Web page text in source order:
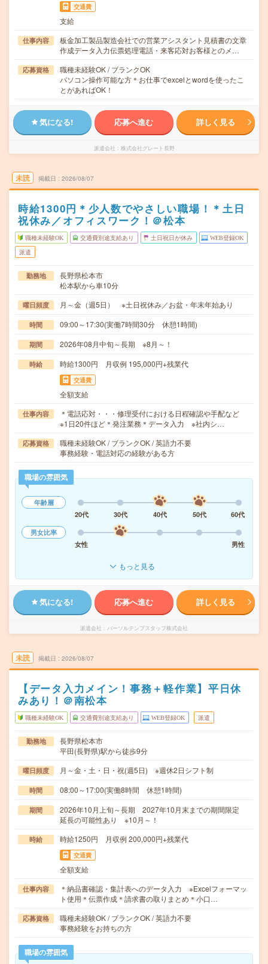
交通費
支給
仕事内容
板金加工製品製造会社での営業アシスタント見積書の文章
作成データ入力伝票処理電話・来客応対お客様とのメ…
応募資格
職種未経験OK / ブランクOK
パソコン操作可能な方＊お仕事でexcelとwordを使ったこ
とがあればOK！
気になる! 応募へ進む 詳しく見る
派遣会社 株式会社グレート長野
未読 掲載日 2026/08/07
時給1300円＊少人数でやさしい職場！＊土日
祝休み／オフィスワーク！＠松本
職種未経験OK 交通費別途支給あり 土日祝日が休み WEB登録OK
派遣
勤務地
長野県松本市
松本駅から車10分
曜日頻度 月～金（週5日） ※土日祝休み／お盆・年末年始あり
時間 09:00～17:30(実働7時間30分 休憩1時間)
期間 2026年08月中旬～長期 ※8月～！
時給 時給1300円 月収例 195,000円+残業代
交通費
全額支給
仕事内容
＊電話応対・・・修理受付における日程確認や手配など
※1日20件ほど＊発注業務＊データ入力 ※社内シ…
応募資格
職種未経験OK / ブランクOK / 英語力不要
事務経験・電話対応の経験がある方
職場の雰囲気
年齢層
20代
30代 40代 50代
60代
男女比率
女性
男性
もっと見る
気になる! 応募へ進む 詳しく見る
派遣会社 パーソルテンプスタッフ株式会社
未読 掲載日 2026/08/07
【データ入力メイン！事務＋軽作業】平日休
みあり！＠南松本
職種未経験OK 交通費別途支給あり WEB登録OK 派遣
勤務地
長野県松本市
平田(長野県)駅から徒歩9分
曜日頻度 月～金・土・日・祝(週5日) ※週休2日シフト制
時間 08:00～17:00(実働8時間 休憩1時間)
期間
2026年10月上旬～長期 2027年10月末までの期間限定
延長の可能性あり ※10月～！
時給 時給1250円 月収例 200,000円+残業代
交通費
全額支給
仕事内容
＊納品書確認・集計表へのデータ入力 ※Excelフォーマッ
ト使用＊伝票作成＊請求書の取りまとめ＊小口…
応募資格
職種未経験OK / ブランクOK / 英語力不要
事務経験をお持ちの方
職場の雰囲気